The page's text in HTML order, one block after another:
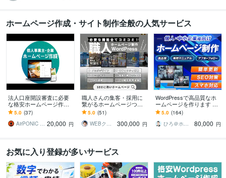
ホームページ作成・サイト制作全般の人気サービス
法人口座開設審査に必要
な格安ホームページ作成
します 法人銀行口座開設
審査、webサイト作成、コ
ーポレートサイトに
5.0 (37)
AirPONIC JOHN（ジョン） 20,000 円
職人さんの集客・採用に
繋がるホームページつく
ります 大手ホームページ
制作会社で7年で200社以
上の制作実績！
5.0 (51)
WEBクリエイター ヨシ
300,000 円
WordPressで高品質なホ
ームページを作ります シ
ンプル/SEO/ホームペー
ジ/おしゃれ/スタイリッシ
ュ
5.0 (164)
ひろ＠ホームページ制作
80,000 円
お気に入り登録が多いサービス